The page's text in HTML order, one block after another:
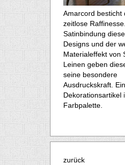
Amarcord besticht
zeitlose
Satinbindung
Designs und der
Materialeffekt von
Leinen geben
seine besondere
Ausdruckskraft.
Dekorationsartikel
Farbpalette.
zurück